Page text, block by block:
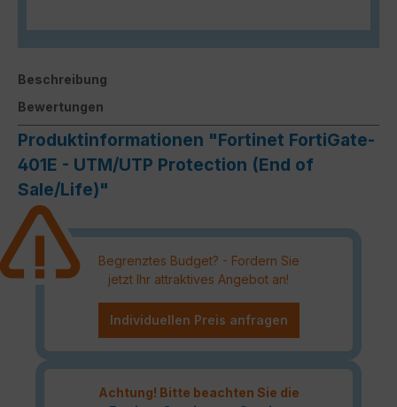
Beschreibung
Bewertungen
Produktinformationen "Fortinet FortiGate-
401E - UTM/UTP Protection (End of
Sale/Life)"
Begrenztes Budget? - Fordern Sie
jetzt Ihr attraktives Angebot an!
Individuellen Preis anfragen
Achtung! Bitte beachten Sie die